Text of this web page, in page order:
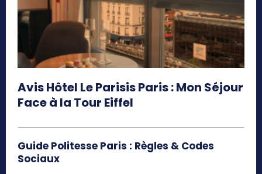
Avis Hôtel Le Parisis Paris : Mon Séjour
Face à la Tour Eiffel
Guide Politesse Paris : Règles & Codes
Sociaux